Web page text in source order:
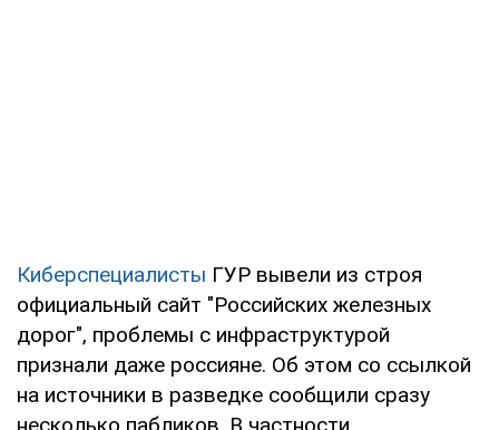
Киберспециалисты ГУР вывели из строя
официальный сайт "Российских железных
дорог", проблемы с инфраструктурой
признали даже россияне. Об этом со ссылкой
на источники в разведке сообщили сразу
несколько пабликов. В частности